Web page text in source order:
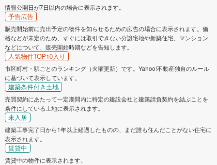
情報公開日が7日以内の場合に表示されます。
予告広告
販売開始前に売出予定の物件を知らせるための広告の場合に表示されます。価
格などが未定のため、すぐには取引できない分譲宅地や新築住宅、マンション
などについて、販売開始時期などを告知します。
人気物件TOP10入り
市区町村・駅ごとのランキング（火曜更新）です。Yahoo!不動産独自のルール
に基づいて表示しています。
建築条件付き土地
売買契約にあたって一定期間内に特定の建設会社と建築請負契約を結ぶことを
条件にしている土地に表示されます。
未入居
建築工事完了日から1年以上経過したものの、まだ誰も住んだことがない住宅に
表示されます。
賃貸中
賃貸中の物件に表示されます。